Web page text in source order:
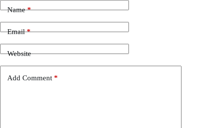
Name*
Email*
Website
Add Comment *